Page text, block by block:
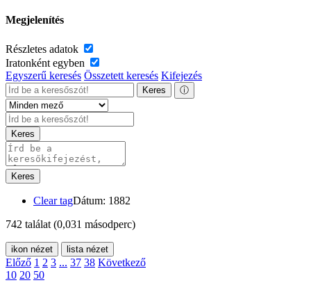
Megjelenítés
Részletes adatok
Iratonként egyben
Egyszerű keresés Összetett keresés Kifejezés
Keres ⓘ
Keres
Keres
Clear tagDátum: 1882
742 találat (0,031 másodperc)
ikon nézet lista nézet
Előző 1 2 3 ... 37 38 Következő
10 20 50